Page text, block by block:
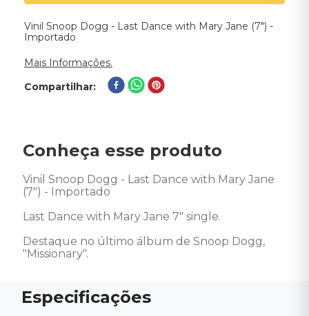
Vinil Snoop Dogg - Last Dance with Mary Jane (7") -
Importado
Mais Informações.
Compartilhar
Conheça esse produto
Vinil Snoop Dogg - Last Dance with Mary Jane
(7") - Importado
Last Dance with Mary Jane 7" single.
Destaque no último álbum de Snoop Dogg,
"Missionary".